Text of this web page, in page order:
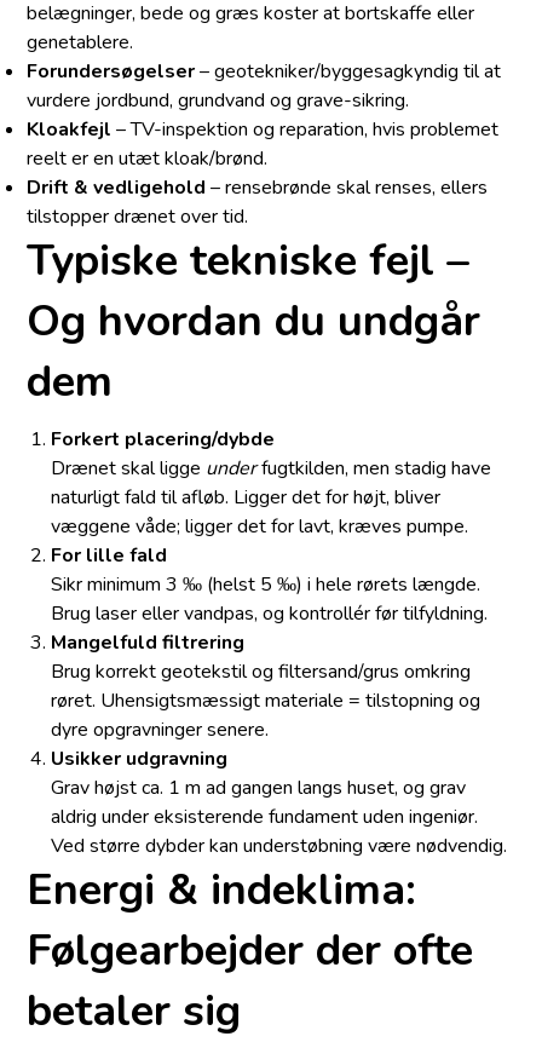
belægninger, bede og græs koster at bortskaffe eller
genetablere.
Forundersøgelser– geotekniker/byggesagkyndig til at
vurdere jordbund, grundvand og grave-sikring.
Kloakfejl – TV-inspektion og reparation, hvis problemet
reelt er en utæt kloak/brønd.
Drift & vedligehold – rensebrønde skal renses, ellers
tilstopper drænet over tid.
Typiske tekniske fejl –
Og hvordan du undgår
dem
Forkert placering/dybde
Drænet skal ligge underfugtkilden, men stadig have
naturligt fald til afløb. Ligger det for højt, bliver
væggene våde; ligger det for lavt, kræves pumpe.
For lille fald
Sikr minimum 3 ‰ (helst 5 ‰) i hele rørets længde.
Brug laser eller vandpas, og kontrollér før tilfyldning.
Mangelfuld filtrering
Brug korrekt geotekstil og filtersand/grus omkring
røret. Uhensigtsmæssigt materiale = tilstopning og
dyre opgravninger senere.
Usikker udgravning
Grav højst ca. 1 m ad gangen langs huset, og grav
aldrig under eksisterende fundament uden ingeniør.
Ved større dybder kan understøbning være nødvendig.
Energi & indeklima:
Følgearbejder der ofte
betaler sig